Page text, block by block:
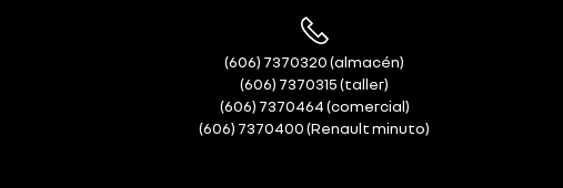
(606) 7370320 (almacén)
(606) 7370315 (taller)
(606) 7370464 (comercial)
(606) 7370400 (Renault minuto)